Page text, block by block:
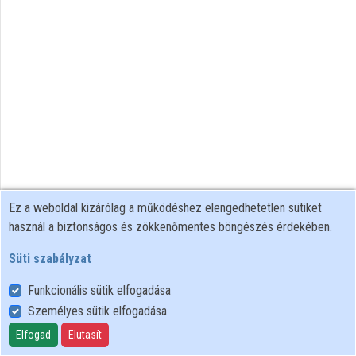
Felhasználói szabályzat
Adatkezelési tájékoztató
Süti szabályzat
Ez a weboldal kizárólag a működéshez elengedhetetlen sütiket
használ a biztonságos és zökkenőmentes böngészés érdekében.
Süti szabályzat
Funkcionális sütik elfogadása
Személyes sütik elfogadása
Elfogad Elutasít